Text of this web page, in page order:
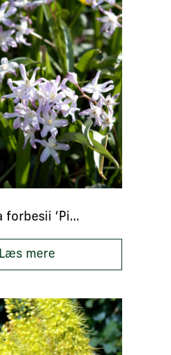
Chionodoxa forbesii ‘Pink Giant’
Læs mere